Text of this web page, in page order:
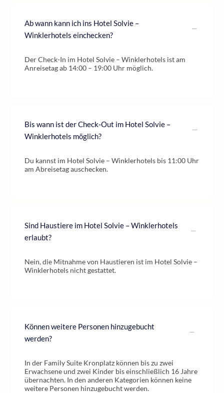
Ab wann kann ich ins Hotel Solvie –
Winklerhotels einchecken?
Der Check-In im Hotel Solvie – Winklerhotels ist am
Anreisetag ab 14:00 – 19:00 Uhr möglich.
Bis wann ist der Check-Out im Hotel Solvie –
Winklerhotels möglich?
Du kannst im Hotel Solvie – Winklerhotels bis 11:00 Uhr
am Abreisetag auschecken.
Sind Haustiere im Hotel Solvie – Winklerhotels
erlaubt?
Nein, die Mitnahme von Haustieren ist im Hotel Solvie –
Winklerhotels nicht gestattet.
Können weitere Personen hinzugebucht
werden?
In der Family Suite Kronplatz können bis zu zwei
Erwachsene und zwei Kinder bis einschließlich 16 Jahre
übernachten. In den anderen Kategorien können keine
weitere Personen hinzugebucht werden.